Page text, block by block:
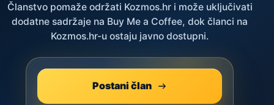
Članstvo pomaže održati Kozmos.hr i može uključivati
dodatne sadržaje na Buy Me a Coffee, dok članci na
Kozmos.hr-u ostaju javno dostupni.
Postani član